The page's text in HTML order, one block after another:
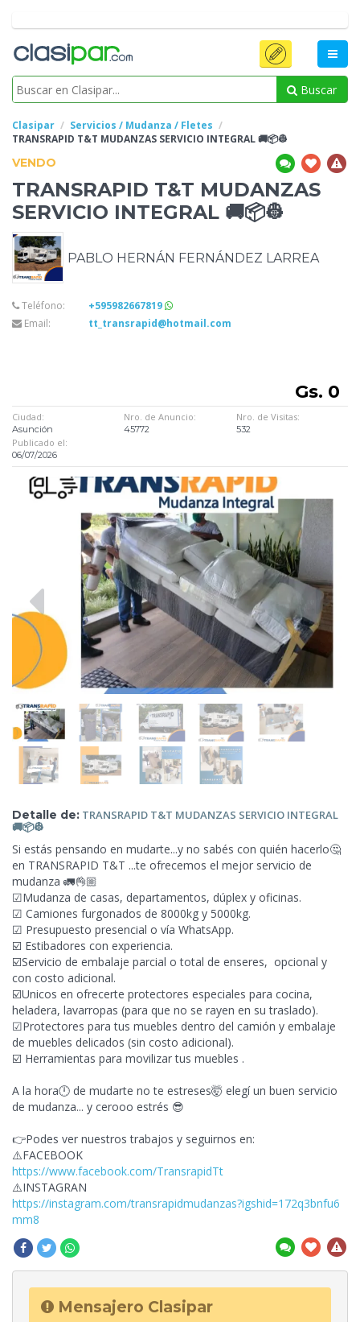
Buscar
Clasipar
Servicios / Mudanza / Fletes
TRANSRAPID T&T MUDANZAS SERVICIO INTEGRAL 🚚📦👷
VENDO
TRANSRAPID T&T MUDANZAS
SERVICIO INTEGRAL 🚚📦👷
PABLO HERNÁN FERNÁNDEZ LARREA
Teléfono:
+595982667819
Email:
tt_transrapid@hotmail.com
Gs. 0
Ciudad:
Asunción
Nro. de Anuncio:
45772
Nro. de Visitas:
532
Publicado el:
06/07/2026
Detalle de: TRANSRAPID T&T MUDANZAS SERVICIO INTEGRAL
🚚📦👷
Si estás pensando en mudarte...y no sabés con quién hacerlo🤔
en TRANSRAPID T&T ...te ofrecemos el mejor servicio de
mudanza 🚛👌🏼
☑Mudanza de casas, departamentos, dúplex y oficinas.
☑ Camiones furgonados de 8000kg y 5000kg.
☑ Presupuesto presencial o vía WhatsApp.
☑️ Estibadores con experiencia.
☑️Servicio de embalaje parcial o total de enseres, opcional y
con costo adicional.
☑️Unicos en ofrecerte protectores especiales para cocina,
heladera, lavarropas (para que no se rayen en su traslado).
☑Protectores para tus muebles dentro del camión y embalaje
de muebles delicados (sin costo adicional).
☑️ Herramientas para movilizar tus muebles .
A la hora🕛 de mudarte no te estreses🤯 elegí un buen servicio
de mudanza... y cerooo estrés 😎
👉Podes ver nuestros trabajos y seguirnos en:
⚠️FACEBOOK
https://www.facebook.com/TransrapidTt
⚠️INSTAGRAN
https://instagram.com/transrapidmudanzas?igshid=172q3bnfu6
mm8
Mensajero Clasipar